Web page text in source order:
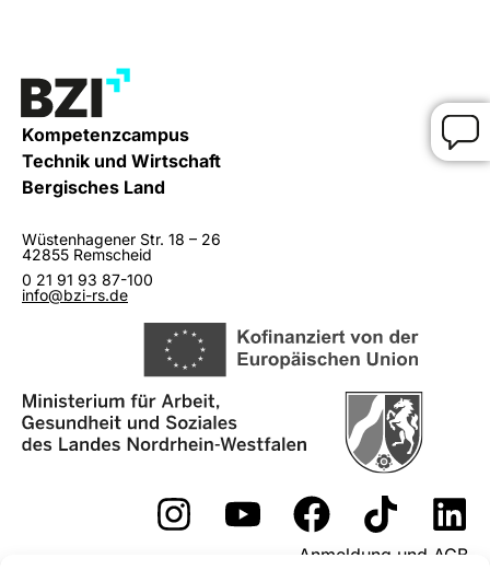
Kompetenzcampus
Technik und Wirtschaft
Bergisches Land
Wüstenhagener Str. 18 – 26
42855 Remscheid
0 21 91 93 87-100
info@bzi-rs.de
Anmeldung und AGB